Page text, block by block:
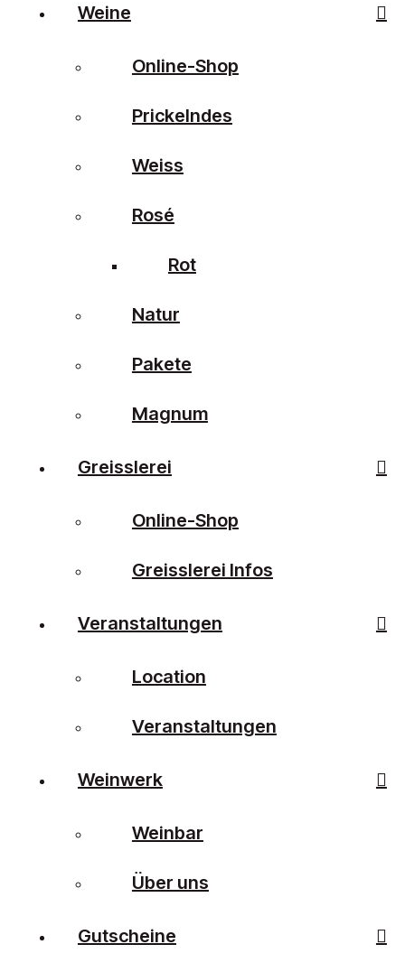
Weine
Online-Shop
Prickelndes
Weiss
Rosé
Rot
Natur
Pakete
Magnum
Greisslerei
Online-Shop
Greisslerei Infos
Veranstaltungen
Location
Veranstaltungen
Weinwerk
Weinbar
Über uns
Gutscheine